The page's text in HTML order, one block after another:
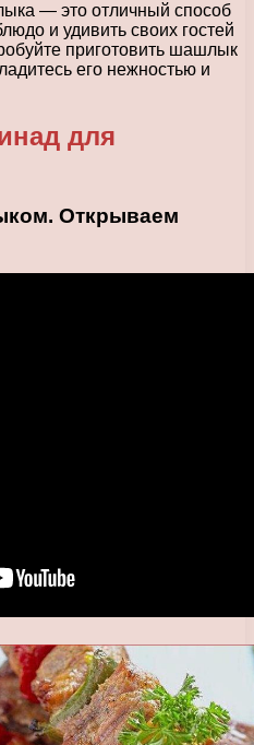
— это отличный способ
и удивить своих гостей
приготовить шашлык
его нежностью и
для
Открываем